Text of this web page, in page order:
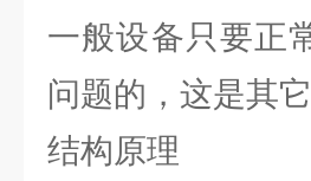
一般设备只要正
问题的，这是其
结构原理